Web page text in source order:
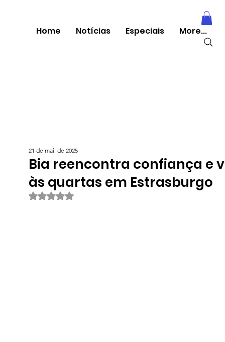
Home Notícias Especiais More...
Bia reencontra confiança e
às quartas em Estrasburgo
21 de mai. de 2025
Avaliado com NaN de 5 estrelas.